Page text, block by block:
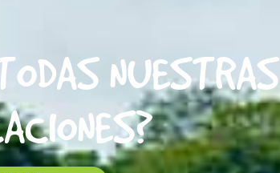
NUESTRAS